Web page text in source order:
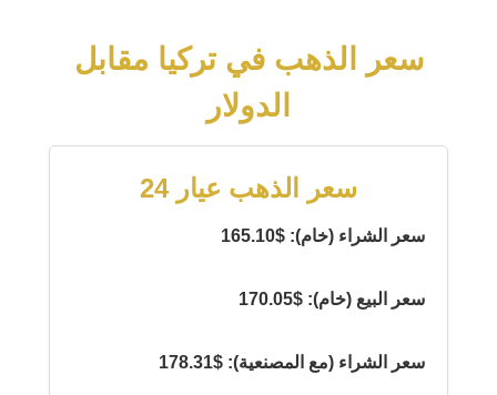
سعر الذهب في تركيا مقابل
الدولار
سعر الذهب عيار 24
سعر الشراء (خام): $165.10
سعر البيع (خام): $170.05
سعر الشراء (مع المصنعية): $178.31